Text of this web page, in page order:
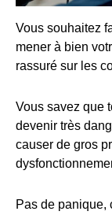
Vous souhaitez
mener à bien
rassuré sur les
Vous savez que
devenir très
causer de gros
Pas de panique,